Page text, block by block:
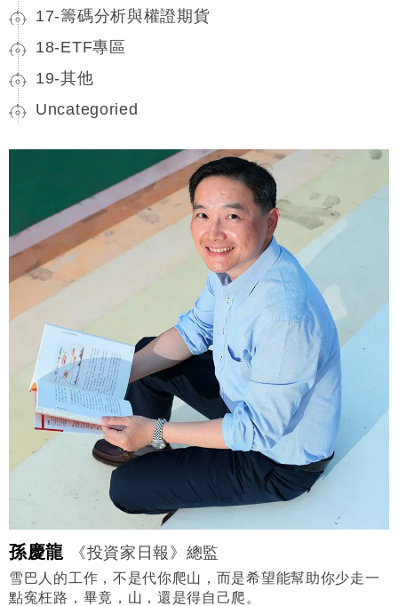
17-籌碼分析與權證期貨
18-ETF專區
19-其他
Uncategoried
孫慶龍 《投資家日報》總監
雪巴人的工作，不是代你爬山，而是希望能幫助你少走一
點寃枉路，畢竟，山，還是得自己爬。